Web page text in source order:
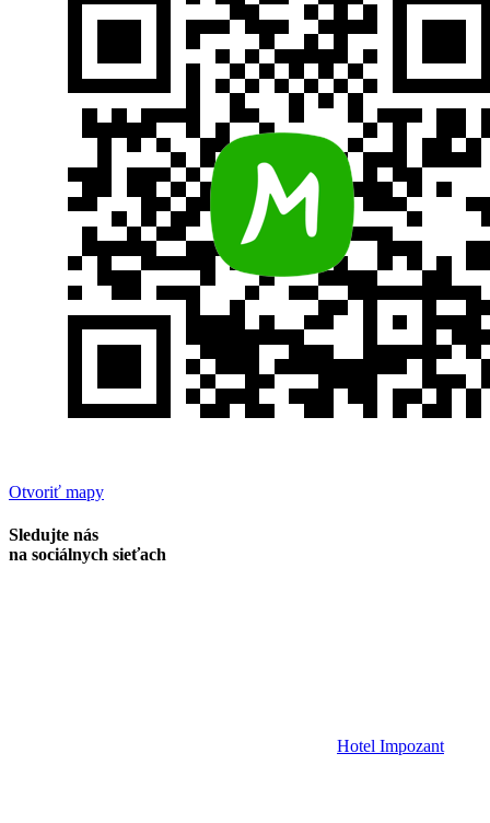
Otvoriť mapy
Sledujte nás
na sociálnych sieťach
Hotel Impozant